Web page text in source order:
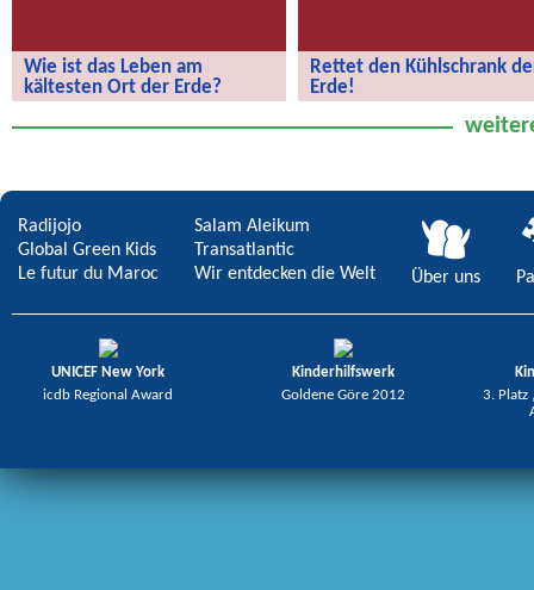
Wie ist das Leben am
kältesten Ort der Erde?
der Erde?
Rettet den Kühlschrank
Erde!
Radijojo
Global Green Kids
Le futur du Maroc
Salam Aleikum
Transatlantic
Wir entdecken die Welt
Über uns
UNICEF New York
icdb Regional Award
Kinderhilfswerk
Goldene Göre 2012
3. Platz